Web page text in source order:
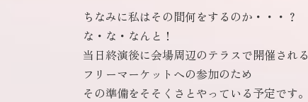
ちなみに私はその間何をするのか・・・？
な・な・なんと！
当日終演後に会場周辺のテラスで開催される
フリーマーケットへの参加のため
その準備をそそくさとやっている予定です。